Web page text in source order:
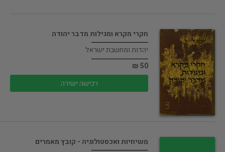
חקרי מקרא ומגילות מדבר יהודה
יהדות ומחשבת ישראל
50 ₪
רכישה ישירה
משיחיות ואכסטולוגיה - קובץ מאמרים